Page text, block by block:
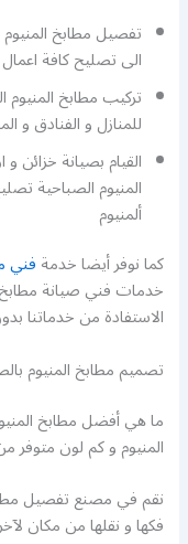
تفصيل مطابخ
الى تصليح كافة اعمال
تركيب مطابخ المنيوم
للمنازل و الفنادق و
القيام بصيانة خزائن
المنيوم الصباحية
ألمنيوم
كما نوفر أيضا خدمةفني
خدمات فني صيانة مطابخ
الاستفادة من خدماتنا
تصميم مطابخ المنيوم
ما هي أفضل مطابخ
المنيوم و كم لون متوفر
نقم في مصنع تفصيل
فكها و نقلها من مكان